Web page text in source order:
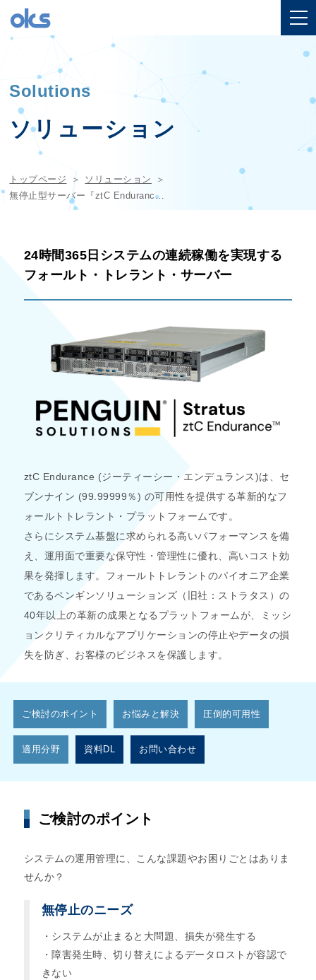
Solutions
ソリューション
トップページ
ソリューション
無停止型サーバー『ztC Endurance』
24時間365日システムの連続稼働を実現する
フォールト・トレラント・サーバー
ztC Endurance (ジーティーシー・エンデュランス)は、セ
ブンナイン (99.99999％) の可用性を提供する革新的なフ
ォールトトレラント・プラットフォームです。
さらにシステム基盤に求められる高いパフォーマンスを備
え、運用面で重要な保守性・管理性に優れ、高いコスト効
果を発揮します。フォールトトレラントのパイオニア企業
であるペンギンソリューションズ（旧社：ストラタス）の
40年以上の革新の成果となるプラットフォームが、ミッシ
ョンクリティカルなアプリケーションの停止やデータの損
失を防ぎ、お客様のビジネスを保護します。
ご検討のポイント お悩みと解決 圧倒的可用性
適用分野 資料DL お問い合わせ
ご検討のポイント
システムの運用管理に、こんな課題やお困りごとはありま
せんか？
無停止のニーズ
・システムが止まると大問題、損失が発生する
・障害発生時、切り替えによるデータロストが容認で
きない